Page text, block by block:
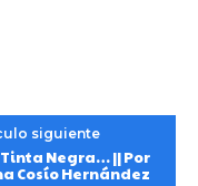
siguiente
Tinta Negra… || Por
Cosío Hernández